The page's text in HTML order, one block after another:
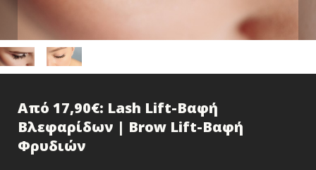
Από 17,90€: Lash Lift-Βαφή
Βλεφαρίδων | Brow Lift-Βαφή
Φρυδιών